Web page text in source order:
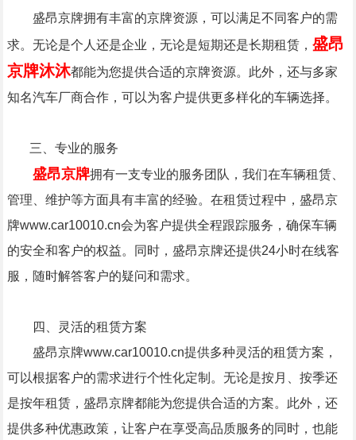
盛昂京牌拥有丰富的京牌资源，可以满足不同客户的需
求。无论是个人还是企业，无论是短期还是长期租赁， 盛昂
京牌沐沐都能为您提供合适的京牌资源。此外，还与多家
知名汽车厂商合作，可以为客户提供更多样化的车辆选择。
三、专业的服务
盛昂京牌拥有一支专业的服务团队，我们在车辆租赁、
管理、维护等方面具有丰富的经验。在租赁过程中，盛昂京
牌www.car10010.cn会为客户提供全程跟踪服务，确保车辆
的安全和客户的权益。同时，盛昂京牌还提供24小时在线客
服，随时解答客户的疑问和需求。
四、灵活的租赁方案
盛昂京牌www.car10010.cn提供多种灵活的租赁方案，
可以根据客户的需求进行个性化定制。无论是按月、按季还
是按年租赁，盛昂京牌都能为您提供合适的方案。此外，还
提供多种优惠政策，让客户在享受高品质服务的同时，也能